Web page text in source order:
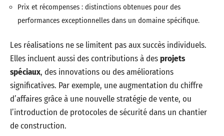
Prix et récompenses : distinctions obtenues pour des
performances exceptionnelles dans un domaine spécifique.
Les réalisations ne se limitent pas aux succès individuels.
Elles incluent aussi des contributions à desprojets
spéciaux, des innovations ou des améliorations
significatives. Par exemple, une augmentation du chiffre
d’affaires grâce à une nouvelle stratégie de vente, ou
l’introduction de protocoles de sécurité dans un chantier
de construction.